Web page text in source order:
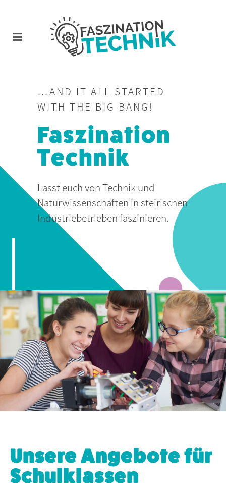
…AND IT ALL STARTED
WITH THE BIG BANG!
Faszination
Technik
Lasst euch von Technik und
Naturwissenschaften in steirischen
Industriebetrieben faszinieren.
Unsere Angebote für
Schulklassen